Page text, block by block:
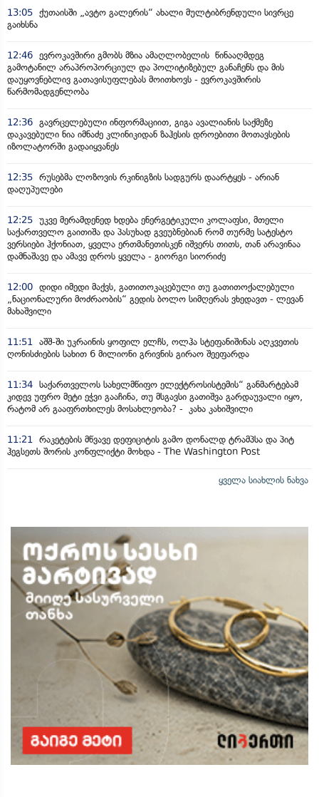
13:05 ქუთაისში „ავტო გალერის“ ახალი მულტიბრენდული სივრცე
გაიხსნა
12:46 ევროკავშირი გმობს მზია ამაღლობელის წინააღმდეგ
გამოტანილ არაპროპორციულ და პოლიტიზებულ განაჩენს და მის
დაუყოვნებლივ გათავისუფლებას მოითხოვს - ევროკავშირის
წარმომადგენლობა
12:36 გავრცელებული ინფორმაციით, გიგა ავალიანის საქმეზე
დაკავებული ნია იმნაძე კლინიკიდან ზაჰესის დროებითი მოთავსების
იზოლატორში გადაიყვანეს
12:35 რუსებმა ლოზოვის რკინიგზის სადგურს დაარტყეს - არიან
დაღუპულები
12:25 უკვე მერამდენედ ხდება ენერგეტიკული კოლაფსი, მთელი
საქართველო გაითიშა და პასუხად გვეუბნებიან რომ თურმე სატესტო
ვერსიები ჰქონიათ, ყველა ერთმანეთისკენ იშვერს თითს, თან არავინაა
დამნაშავე და ამავე დროს ყველა - გიორგი სიორიძე
12:00 დიდი იმედი მაქვს, გათითოკაცებული თუ გათითოქალებული
„ნაციონალური მოძრაობის“ გედის ბოლო სიმღერას ვხედავთ - ლევან
მახაშვილი
11:51
აშშ-ში უკრაინის ყოფილ ელჩს, ოლჰა სტეფანიშინას აღკვეთის
ღონისძიების სახით 6 მილიონი გრივნის გირაო შეეფარდა
11:34 საქართველოს სახელმწიფო ელექტროსისტემის“ განმარტებამ
კიდევ უფრო მეტი ეჭვი გააჩინა, თუ მსგავსი გათიშვა გარდაუვალი იყო,
რატომ არ გააფრთხილეს მოსახლეობა? - კახა კახიშვილი
11:21
რაკეტების მწვავე დეფიციტის გამო დონალდ ტრამპსა და პიტ
ჰეგსეთს შორის კონფლიქტი მოხდა - The Washington Post
ყველა სიახლის ნახვა